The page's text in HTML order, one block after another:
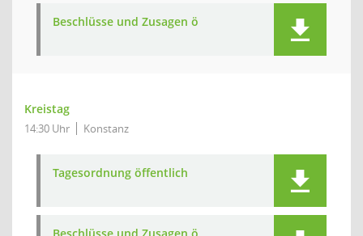
Beschlüsse und Zusagen ö
Kreistag
14:30 Uhr Konstanz
Tagesordnung öffentlich